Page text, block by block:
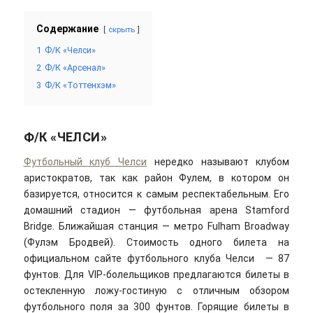
Содержание скрыть
1 Ф/К «Челси»
2 Ф/К «Арсенал»
3 Ф/К «Тоттенхэм»
Ф/К «ЧЕЛСИ»
Футбольный клуб Челси нередко называют клубом
аристократов, так как район Фулем, в котором он
базируется, относится к самым респектабельным. Его
домашний стадион — футбольная арена Stamford
Bridge. Ближайшая станция — метро Fulham Broadway
(Фулэм Бродвей). Стоимость одного билета на
официальном сайте футбольного клуба Челси — 87
фунтов. Для VIP-болельщиков предлагаются билеты в
остекленную ложу-гостиную с отличным обзором
футбольного поля за 300 фунтов. Горящие билеты в